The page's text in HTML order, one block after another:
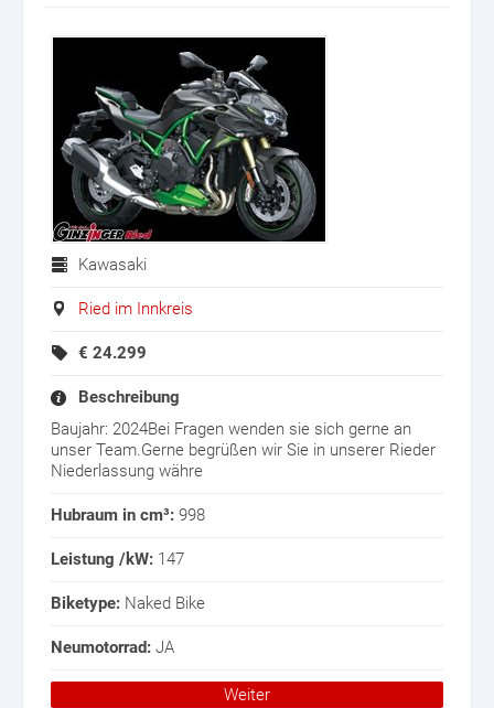
Kawasaki
Ried im Innkreis
€ 24.299
Beschreibung
Baujahr: 2024Bei Fragen wenden sie sich gerne an
unser Team.Gerne begrüßen wir Sie in unserer Rieder
Niederlassung währe
Hubraum in cm³: 998
Leistung /kW: 147
Biketype: Naked Bike
Neumotorrad: JA
Weiter